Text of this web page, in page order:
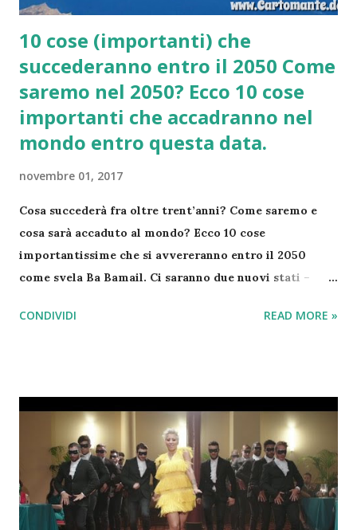
10 cose (importanti) che
succederanno entro il 2050 Come
saremo nel 2050? Ecco 10 cose
importanti che accadranno nel
mondo entro questa data.
novembre 01, 2017
Cosa succederà fra oltre trent’anni? Come saremo e
cosa sarà accaduto al mondo? Ecco 10 cose
importantissime che si avvereranno entro il 2050
come svela Ba Bamail. Ci saranno due nuovi stati –
dalla Papua Nuova Guinea e lo stesso accadrà alla
dovrebbe essere inaugurata nel 2020 e verrà abitata
anche dagli astronauti. Sbarcheremo su Marte – Il
miliardario Elon Musk ha una grande ambizione:
arrivare su Marte. Secondo i suoi calcoli ci riuscirà nel
2024, grazie alla missione Space X Ci saranno 8 bilioni
di persone – Secondo le stime degli Stati Uniti nel
CONDIVIDI READ MORE »